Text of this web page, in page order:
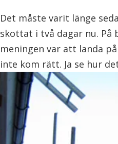
Det måste varit länge
skottat i två dagar nu. På
meningen var att landa
inte kom rätt. Ja se hur